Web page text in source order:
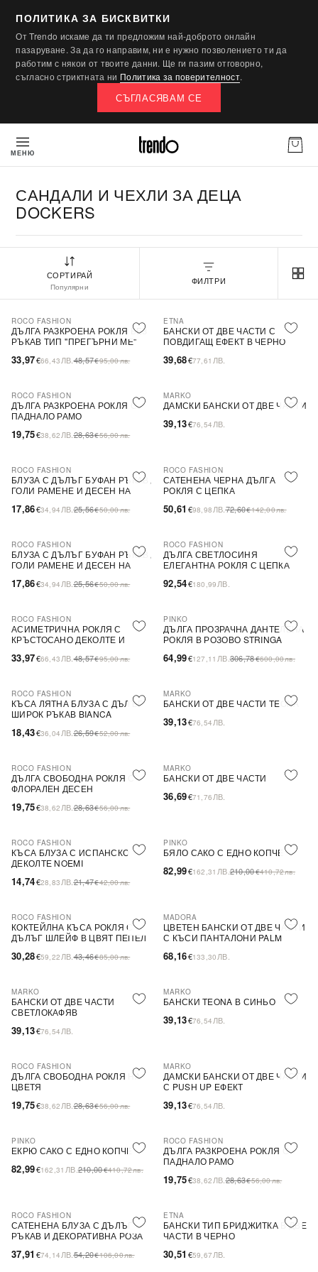
ПОЛИТИКА ЗА БИСКВИТКИ
От Trendo искаме да ти предложим най-доброто онлайн
пазаруване. За да го направим, ни е нужно позволението ти да
работим с някои от твоите данни. Ще ги пазим отговорно,
съгласно стриктната ни Политика за поверителност.
СЪГЛАСЯВАМ СЕ
МЕНЮ
САНДАЛИ И ЧЕХЛИ ЗА ДЕЦА
DOCKERS
СОРТИРАЙ
Популярни
ФИЛТРИ
-30%
ROCO FASHION
ДЪЛГА РАЗКРОЕНА РОКЛЯ БЕЗ
РЪКАВ ТИП ''ПРЕГЪРНИ МЕ''
33,97€66,43 ЛВ.48,57€95,00лв.
ETNA
БАНСКИ ОТ ДВЕ ЧАСТИ С
ПОВДИГАЩ ЕФЕКТ В ЧЕРНО
39,68€77,61 ЛВ.
-31%
ROCO FASHION
ДЪЛГА РАЗКРОЕНА РОКЛЯ С
ПАДНАЛО РАМО
19,75€38,62 ЛВ.28,63€56,00лв.
MARKO
ДАМСКИ БАНСКИ ОТ ДВЕ ЧАСТИ
39,13€76,54 ЛВ.
-30%
ROCO FASHION
БЛУЗА С ДЪЛЪГ БУФАН РЪКАВ,
ГОЛИ РАМЕНЕ И ДЕСЕН НА
17,86€34,94 ЛВ.25,56€50,00лв.
-30%
ROCO FASHION
САТЕНЕНА ЧЕРНА ДЪЛГА
РОКЛЯ С ЦЕПКА
50,61 €98,98 ЛВ.72,60€142,00лв.
-30%
ROCO FASHION
БЛУЗА С ДЪЛЪГ БУФАН РЪКАВ,
ГОЛИ РАМЕНЕ И ДЕСЕН НА
17,86€34,94 ЛВ.25,56€50,00лв.
ROCO FASHION
ДЪЛГА СВЕТЛОСИНЯ
ЕЛЕГАНТНА РОКЛЯ С ЦЕПКА
92,54€180,99 ЛВ.
-30%
ROCO FASHION
АСИМЕТРИЧНА РОКЛЯ С
КРЪСТОСАНО ДЕКОЛТЕ И
33,97€66,43 ЛВ.48,57€95,00лв.
-79%
PINKO
ДЪЛГА ПРОЗРАЧНА ДАНТЕЛЕНА
РОКЛЯ В РОЗОВО STRINGA
64,99€127,11 ЛВ.306,78€600,00лв.
-31%
ROCO FASHION
КЪСА ЛЯТНА БЛУЗА С ДЪЛЪГ
ШИРОК РЪКАВ BIANCA
18,43€36,04 ЛВ.26,59€52,00лв.
MARKO
БАНСКИ ОТ ДВЕ ЧАСТИ TEONA
39,13€76,54 ЛВ.
-31%
ROCO FASHION
ДЪЛГА СВОБОДНА РОКЛЯ С
ФЛОРАЛЕН ДЕСЕН
19,75€38,62 ЛВ.28,63€56,00лв.
MARKO
БАНСКИ ОТ ДВЕ ЧАСТИ
36,69€71,76 ЛВ.
-31%
ROCO FASHION
КЪСА БЛУЗА С ИСПАНСКО
ДЕКОЛТЕ NOEMI
14,74€28,83 ЛВ.21,47€42,00лв.
-60%
PINKO
БЯЛО САКО С ЕДНО КОПЧЕ
82,99€162,31 ЛВ.210,00€410,72лв.
-30%
ROCO FASHION
КОКТЕЙЛНА КЪСА РОКЛЯ С
ДЪЛЪГ ШЛЕЙФ В ЦВЯТ ПЕПЕЛ
30,28€59,22 ЛВ.43,46€85,00лв.
MADORA
ЦВЕТЕН БАНСКИ ОТ ДВЕ ЧАСТИ
С КЪСИ ПАНТАЛОНИ PALM
68,16€133,30 ЛВ.
MARKO
БАНСКИ ОТ ДВЕ ЧАСТИ
СВЕТЛОКАФЯВ
39,13€76,54 ЛВ.
MARKO
БАНСКИ TEONA В СИНЬО
39,13€76,54 ЛВ.
-31%
ROCO FASHION
ДЪЛГА СВОБОДНА РОКЛЯ НА
ЦВЕТЯ
19,75€38,62 ЛВ.28,63€56,00лв.
MARKO
ДАМСКИ БАНСКИ ОТ ДВЕ ЧАСТИ
С PUSH UP ЕФЕКТ
39,13€76,54 ЛВ.
-60%
PINKO
ЕКРЮ САКО С ЕДНО КОПЧЕ
82,99€162,31 ЛВ.210,00€410,72лв.
-31%
ROCO FASHION
ДЪЛГА РАЗКРОЕНА РОКЛЯ С
ПАДНАЛО РАМО
19,75€38,62 ЛВ.28,63€56,00лв.
-30%
ROCO FASHION
САТЕНЕНА БЛУЗА С ДЪЛЪГ
РЪКАВ И ДЕКОРАТИВНА РОЗА
37,91 €74,14 ЛВ.54,20€106,00лв.
ETNA
БАНСКИ ТИП БРИДЖИТКА В ДВЕ
ЧАСТИ В ЧЕРНО
30,51 €59,67 ЛВ.